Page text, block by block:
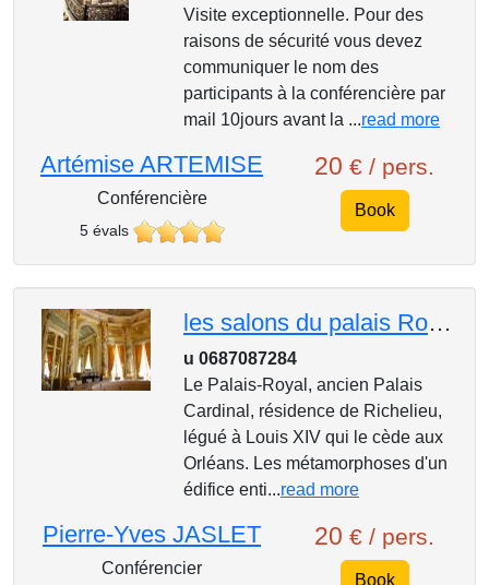
Visite exceptionnelle. Pour des
raisons de sécurité vous devez
communiquer le nom des
participants à la conférencière par
mail 10jours avant la ...read more
Artémise ARTEMISE
Conférencière
5 évals
20 € / pers.
Book
les salons du palais Royal siège le Conseil d'Etat.
u 0687087284
Le Palais-Royal, ancien Palais
Cardinal, résidence de Richelieu,
légué à Louis XIV qui le cède aux
Orléans. Les métamorphoses d'un
édifice enti...read more
Pierre-Yves JASLET
Conférencier
20 € / pers.
Book